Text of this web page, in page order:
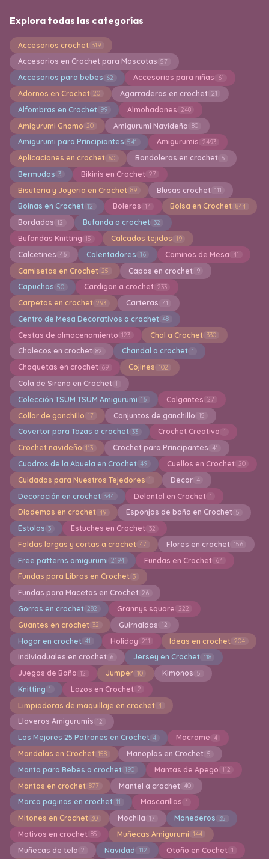
Explora todas las categorías
Accesorios crochet 319
Accesorios en Crochet para Mascotas 57
Accesorios para bebes 62 Accesorios para niñas 61
Adornos en Crochet 20 Agarraderas en crochet 21
Alfombras en Crochet 99 Almohadones 248
Amigurumi Gnomo 20 Amigurumi Navideño 80
Amigurumi para Principiantes 541 Amigurumis 2493
Aplicaciones en crochet 60 Bandoleras en crochet 5
Bermudas 3 Bikinis en Crochet 27
Bisuteria y Joyeria en Crochet 89 Blusas crochet 111
Boinas en Crochet 12 Boleros 14 Bolsa en Crochet 844
Bordados 12 Bufanda a crochet 32
Bufandas Knitting 15 Calcados tejidos 19
Calcetines 46 Calentadores 16 Caminos de Mesa 41
Camisetas en Crochet 25 Capas en crochet 9
Capuchas 50 Cardigan a crochet 233
Carpetas en crochet 293 Carteras 41
Centro de Mesa Decorativos a crochet 48
Cestas de almacenamiento 123 Chal a Crochet 330
Chalecos en crochet 82 Chandal a crochet 1
Chaquetas en crochet 69 Cojines 102
Cola de Sirena en Crochet 1
Colección TSUM TSUM Amigurumi 16 Colgantes 27
Collar de ganchillo 17 Conjuntos de ganchillo 15
Covertor para Tazas a crochet 33 Crochet Creativo 1
Crochet navideño 113 Crochet para Principantes 41
Cuadros de la Abuela en Crochet 49 Cuellos en Crochet 20
Cuidados para Nuestros Tejedores 1 Decor 4
Decoración en crochet 344 Delantal en Crochet 1
Diademas en crochet 49 Esponjas de baño en Crochet 5
Estolas 3 Estuches en Crochet 32
Faldas largas y cortas a crochet 47 Flores en crochet 156
Free patterns amigurumi 2194 Fundas en Crochet 64
Fundas para Libros en Crochet 3
Fundas para Macetas en Crochet 26
Gorros en crochet 282 Grannys square 222
Guantes en crochet 32 Guirnaldas 12
Hogar en crochet 41 Holiday 211 Ideas en crochet 204
Indiviaduales en crochet 6 Jersey en Crochet 118
Juegos de Baño 12 Jumper 10 Kimonos 5
Knitting 1 Lazos en Crochet 2
Limpiadoras de maquillaje en crochet 4
Llaveros Amigurumis 12
Los Mejores 25 Patrones en Crochet 4 Macrame 4
Mandalas en Crochet 158 Manoplas en Crochet 5
Manta para Bebes a crochet 190 Mantas de Apego 112
Mantas en crochet 877 Mantel a crochet 40
Marca paginas en crochet 11 Mascarillas 1
Mitones en Crochet 30 Mochila 17 Monederos 35
Motivos en crochet 85 Muñecas Amigurumi 144
Muñecas de tela 2 Navidad 112 Otoño en Cochet 1